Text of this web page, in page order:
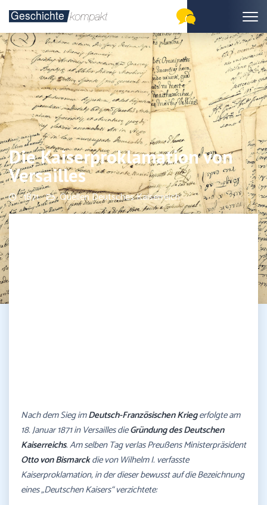
Die Kaiserproklamation von
Versailles
1871 Quellen Deutsches Kaiserreich
Nach dem Sieg imDeutsch-Französischen Kriegerfolgte am
18. Januar 1871 in Versailles dieGründung des Deutschen
Kaiserreichs. Am selben Tag verlas Preußens Ministerpräsident
Otto von Bismarckdie von Wilhelm I. verfasste
Kaiserproklamation, in der dieser bewusst auf die Bezeichnung
eines „Deutschen Kaisers“ verzichtete: